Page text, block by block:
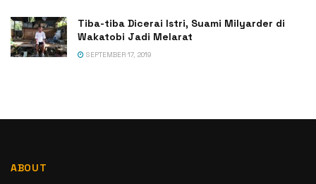
Tiba-tiba Dicerai Istri, Suami Milyarder di
Wakatobi Jadi Melarat
SEPTEMBER 17, 2019
ABOUT